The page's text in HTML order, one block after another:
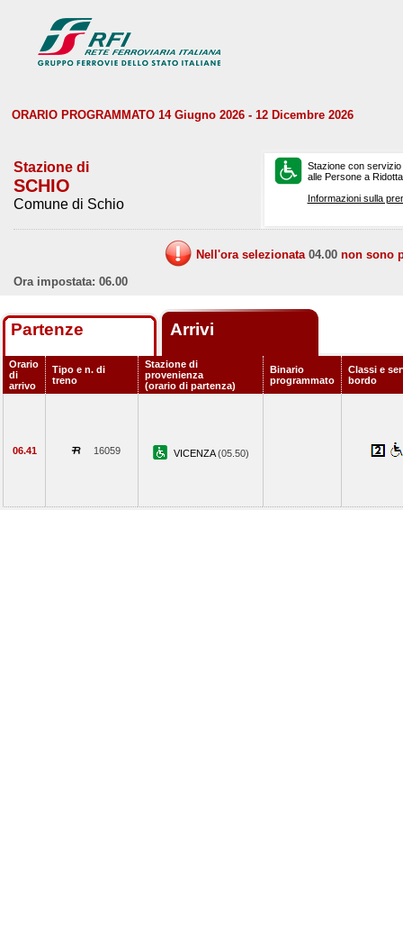
ORARIO PROGRAMMATO 14 Giugno 2026 - 12 Dicembre 2026
Stazione di
SCHIO
Comune di Schio
Stazione con
alle Persone a
Informazioni sulla
Nell'ora selezionata 04.00 non sono
Ora impostata: 06.00
Partenze Arrivi
Orario
di
arrivo
Tipo e n. di
treno
Stazione di
provenienza
(orario di partenza)
Binario
programmato
Classi e
bordo
06.41 16059 VICENZA(05.50)